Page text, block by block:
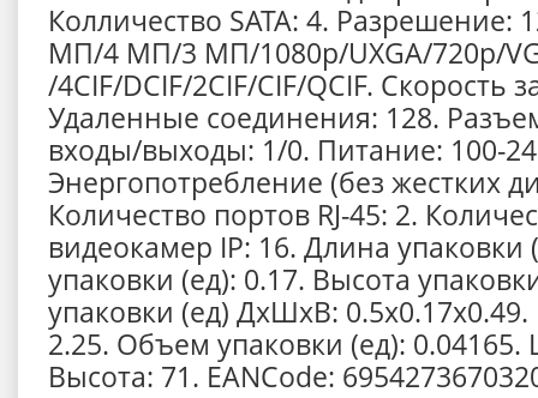
Колличество SATA: 4.
МП/4 МП/3 МП/1080p/UXGA/720p/
/4CIF/DCIF/2CIF/CIF/QCIF. Скорость
Удаленные соединения: 128.
входы/выходы: 1/0. Питание: 100-
Энергопотребление (без жестких
Количество портов RJ-45: 2.
видеокамер IP: 16. Длина
упаковки (ед): 0.17. Высота
упаковки (ед) ДхШхВ: 0.5x0.17x0.49.
2.25. Объем упаковки (ед):
Высота: 71. EANCode: